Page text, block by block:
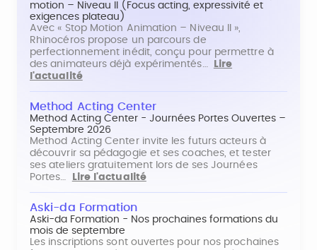
motion – Niveau II (Focus acting, expressivité et
exigences plateau)
Avec « Stop Motion Animation – Niveau II »,
Rhinocéros propose un parcours de
perfectionnement inédit, conçu pour permettre à
des animateurs déjà expérimentés…
Lire
l'actualité
Method Acting Center
Method Acting Center - Journées Portes Ouvertes –
Septembre 2026
Method Acting Center invite les futurs acteurs à
découvrir sa pédagogie et ses coaches, et tester
ses ateliers gratuitement lors de ses Journées
Portes…
Lire l'actualité
Aski-da Formation
Aski-da Formation - Nos prochaines formations du
mois de septembre
Les inscriptions sont ouvertes pour nos prochaines